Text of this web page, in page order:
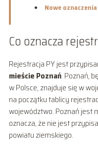
Nowe
Co oznacza
Rejestracja PY jest
mieście Poznań. Poznań,
w Polsce, znajduje się w
na początku tablicy
województwo. Poznań jest
oznacza, że nie jest
powiatu ziemskiego.